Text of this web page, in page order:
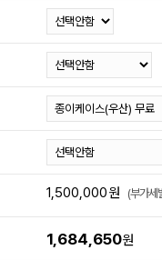
1,500,000원 (부가세
1,684,650원